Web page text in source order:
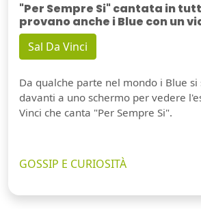
"Per Sempre Si" cantata in
provano anche i Blue con un
Sal Da Vinci
Da qualche parte nel mondo i Blue
davanti a uno schermo per vedere
Vinci che canta "Per Sempre Si".
GOSSIP E CURIOSITÀ